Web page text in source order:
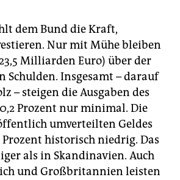
dem Bund die Kraft,
Nur mit Mühe bleiben
Milliarden Euro) über der
Schulden. Insgesamt – darauf
– steigen die Ausgaben des
Prozent nur minimal. Die
umverteilten Geldes
historisch niedrig. Das
als in Skandinavien. Auch
und Großbritannien leisten